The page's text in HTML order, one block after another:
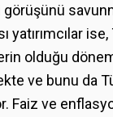
yatırımcılar
olduğu
ve bunu da
Faiz ve